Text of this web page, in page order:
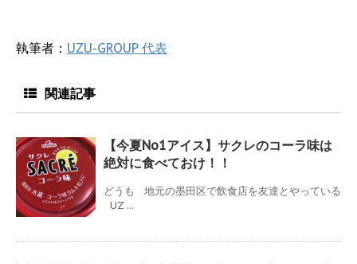
執筆者： UZU-GROUP 代表
関連記事
【今夏No1アイス】サクレのコーラ味は
絶対に食べておけ！！
どうも 地元の墨田区で飲食店を友達とやっている
UZ ...